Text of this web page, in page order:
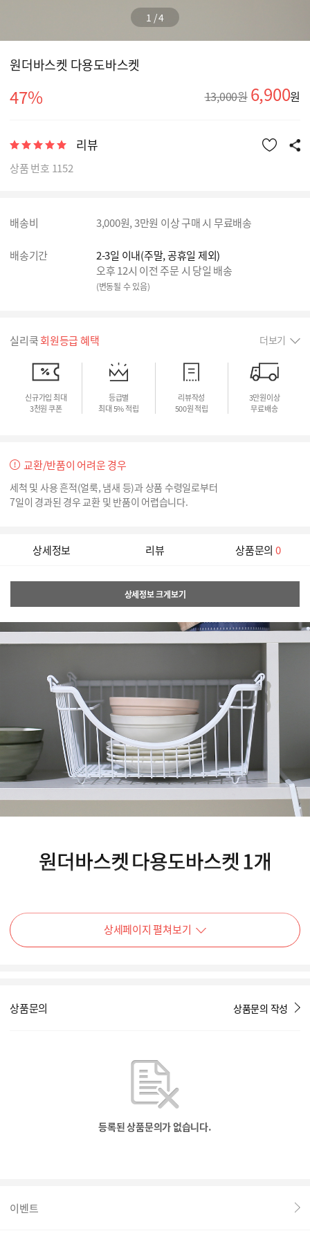
1 /4
원더바스켓 다용도바스켓
47% 13,000원 6,900원
리뷰
상품 번호 1152
배송비 3,000원, 3만원 이상 구매 시 무료배송
배송기간
2-3일 이내(주말, 공휴일 제외)
오후 12시 이전 주문 시 당일 배송
(변동될 수 있음)
실리쿡회원등급 혜택 더보기
신규가입 최대
3천원 쿠폰
등급별
최대 5% 적립
리뷰작성
500원 적립
3만원이상
무료배송
교환/반품이 어려운 경우
세척 및 사용 흔적(얼룩, 냄새 등)과 상품 수령일로부터
7일이 경과된 경우 교환 및 반품이 어렵습니다.
상세정보 리뷰 상품문의 0
상세정보 크게보기
상세페이지 펼쳐보기
상품문의 상품문의 작성
등록된 상품문의가 없습니다.
이벤트